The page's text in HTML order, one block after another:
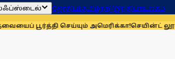
ஜோதிடம்தமிழ்நாடுஇந்தியாஉலகம்
செய்யும் அமெரிக்கா!செயின்ட் லூயிஸ்